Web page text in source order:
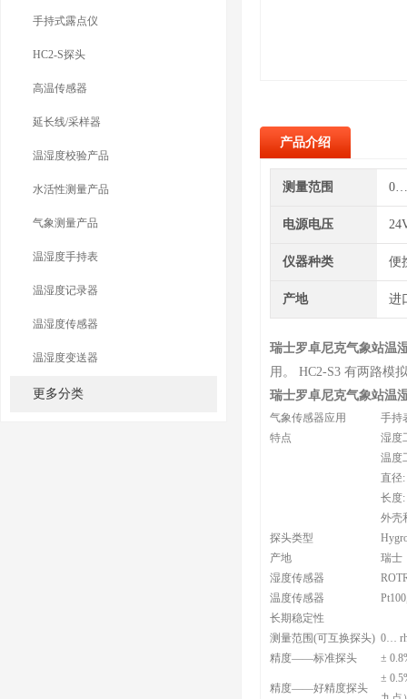
手持式露点仪
HC2-S探头
高温传感器
延长线/采样器
温湿度校验产品
水活性测量产品
气象测量产品
温湿度手持表
温湿度记录器
温湿度传感器
温湿度变送器
更多分类
产品介绍
测量范围 0…
电源电压
仪器种类 便
产地 进
瑞士罗卓尼克气象站温
用。
HC2-S3 有两路模
瑞士罗卓尼克气象站温
气象传感器应用
手持
特点
湿度
温度
直径:
长度:
外壳
探头类型
产地
瑞士
湿度传感器
温度传感器
长期稳定性
测量范围(可互换探头) 0…
精度——标准探头
±
精度——好精度探头
±